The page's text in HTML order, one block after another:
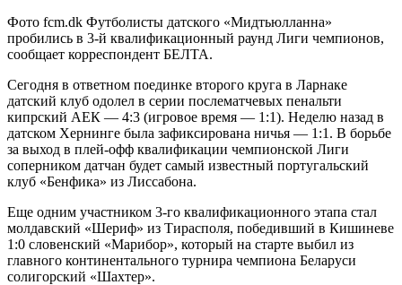
Фото fcm.dk Футболисты датского «Мидтьюлланна»
пробились в 3-й квалификационный раунд Лиги чемпионов,
сообщает корреспондент БЕЛТА.
Сегодня в ответном поединке второго круга в Ларнаке
датский клуб одолел в серии послематчевых пенальти
кипрский АЕК — 4:3 (игровое время — 1:1). Неделю назад в
датском Хернинге была зафиксирована ничья — 1:1. В борьбе
за выход в плей-офф квалификации чемпионской Лиги
соперником датчан будет самый известный португальский
клуб «Бенфика» из Лиссабона.
Еще одним участником 3-го квалификационного этапа стал
молдавский «Шериф» из Тирасполя, победивший в Кишиневе
1:0 словенский «Марибор», который на старте выбил из
главного континентального турнира чемпиона Беларуси
солигорский «Шахтер».